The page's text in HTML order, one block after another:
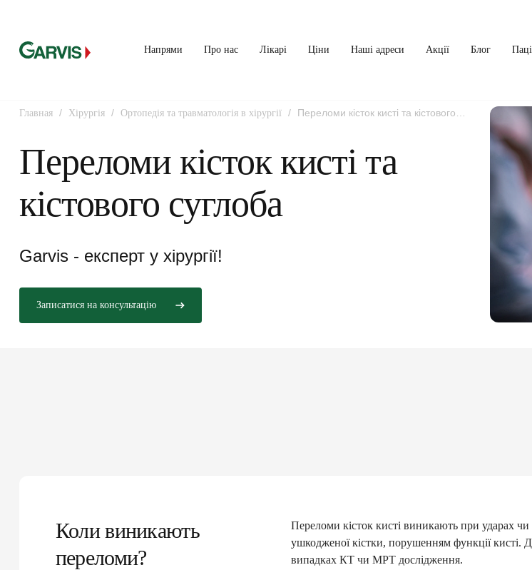
Напрями Про нас Лікарі Ціни Наші адреси Акції Блог
Главная / Хірургія / Ортопедія та травматологія в хірургії /
Переломи кісток кисті та кістового
Переломи кісток кисті та
кістового суглоба
Garvis - експерт у хірургії!
Записатися на консультацію
Коли виникають
переломи?
Переломи кісток кисті виникають при ударах
ушкодженої кістки, порушенням функції кисті.
випадках КТ чи МРТ дослідження.